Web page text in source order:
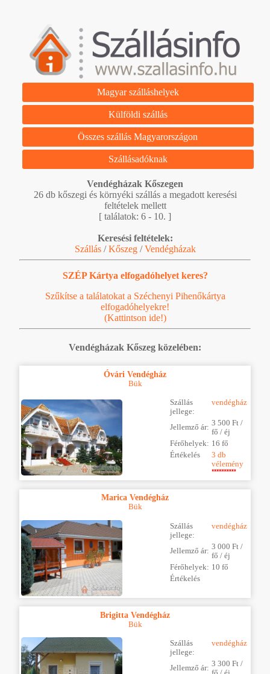
Magyar szálláshelyek
Külföldi szállás
Összes szállás Magyarországon
Szállásadóknak
Vendégházak Kőszegen
26 db kőszegi és környéki szállás a megadott keresési
feltételek mellett
[ találatok: 6 - 10. ]
Keresési feltételek:
Szállás/Kőszeg/Vendégházak
SZÉP Kártya elfogadóhelyet keres?
Szűkítse a találatokat a Széchenyi Pihenőkártya
elfogadóhelyekre!
(Kattintson ide!)
Vendégházak Kőszeg közelében:
Óvári Vendégház
Bük
Szállás
jellege:
vendégház
Jellemző ár: 3 500 Ft /
fő / éj
Férőhelyek: 16 fő
Értékelés
3 db
vélemény
Marica Vendégház
Bük
Szállás
jellege:
vendégház
Jellemző ár: 3 000 Ft /
fő / éj
Férőhelyek: 10 fő
Értékelés
Brigitta Vendégház
Bük
Szállás
jellege:
vendégház
Jellemző ár: 3 300 Ft /